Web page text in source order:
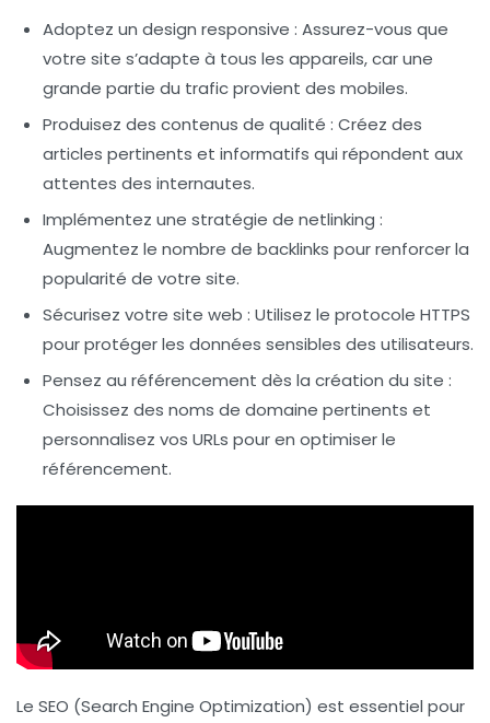
Adoptez un design responsive : Assurez-vous que
votre site s’adapte à tous les appareils, car une
grande partie du trafic provient des mobiles.
Produisez des contenus de qualité : Créez des
articles pertinents et informatifs qui répondent aux
attentes des internautes.
Implémentez une stratégie de netlinking :
Augmentez le nombre de backlinks pour renforcer la
popularité de votre site.
Sécurisez votre site web : Utilisez le protocole HTTPS
pour protéger les données sensibles des utilisateurs.
Pensez au référencement dès la création du site :
Choisissez des noms de domaine pertinents et
personnalisez vos URLs pour en optimiser le
référencement.
Le SEO (Search Engine Optimization) est essentiel pour